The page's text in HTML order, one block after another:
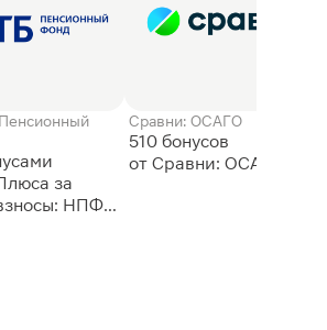
за
НПФ
Сравни: ОСАГО
510 бонусов